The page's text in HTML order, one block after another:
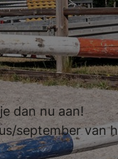
dan nu aan!
september van